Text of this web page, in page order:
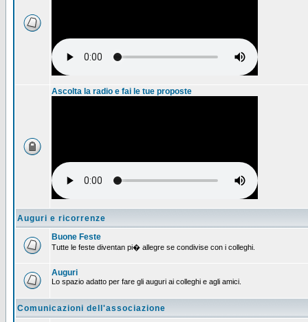
Ascolta la radio e fai le tue proposte
Auguri e ricorrenze
Buone Feste
Tutte le feste diventan pi� allegre se condivise con i colleghi.
Auguri
Lo spazio adatto per fare gli auguri ai colleghi e agli amici.
Comunicazioni dell'associazione